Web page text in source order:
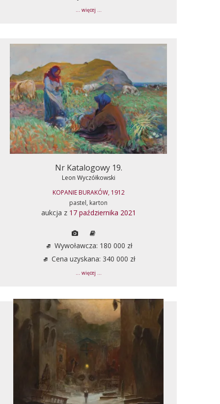
... więcej ...
Nr Katalogowy 19.
Leon Wyczółkowski
KOPANIE BURAKÓW, 1912
pastel, karton
aukcja z 17 października 2021
Wywoławcza: 180 000 zł
Cena uzyskana: 340 000 zł
... więcej ...